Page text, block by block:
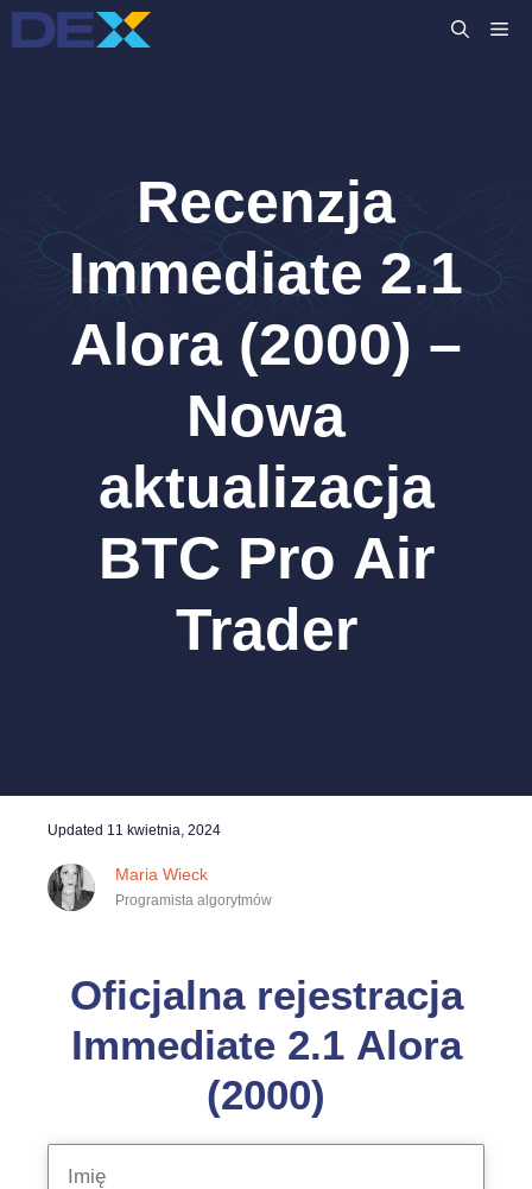
Przejdź
do
Recenzja
Immediate 2.1
Alora (2000) –
Nowa
aktualizacja
BTC Pro Air
Trader
Updated 11 kwietnia, 2024
Maria Wieck
Programista algorytmów
Oficjalna rejestracja
Immediate 2.1 Alora
(2000)